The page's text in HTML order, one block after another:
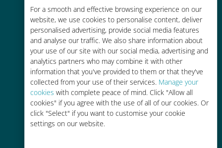
For a smooth and effective browsing experience on our
website, we use cookies to personalise content, deliver
personalised advertising, provide social media features
and analyse our traffic. We also share information about
your use of our site with our social media, advertising and
analytics partners who may combine it with other
information that you've provided to them or that they've
collected from your use of their services. Manage your
cookies with complete peace of mind. Click "Allow all
cookies" if you agree with the use of all of our cookies. Or
click "Select" if you want to customise your cookie
settings on our website.
Économique
Jusqu'à 90 % moins cher que les
frais d'itinérance avec votre
opérateur habituel
Recharge facile
Partout via l'app Ubigi, même sans